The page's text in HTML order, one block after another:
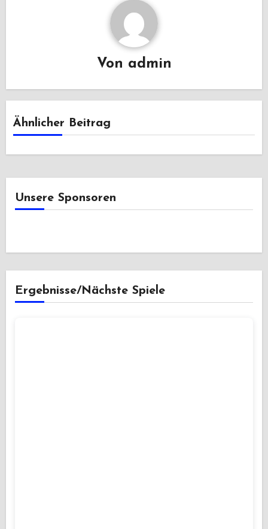
Von admin
Ähnlicher Beitrag
Unsere Sponsoren
Ergebnisse/Nächste Spiele